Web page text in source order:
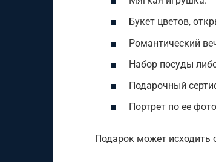
Букет цветов,
Романтический
Набор посуды
Подарочный
Портрет по ее
Подарок может исходить